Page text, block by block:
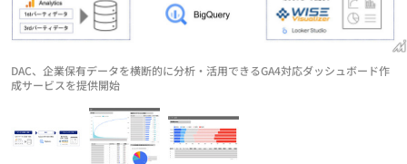
DAC、企業保有データを横断的に分析・活用できるGA4対応ダッシュボード作
成サービスを提供開始